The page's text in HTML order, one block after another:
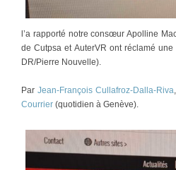
l’a rapporté notre consœur Apolline
de Cutpsa et AuterVR ont réclamé
DR/Pierre Nouvelle).
Par Jean-François Cullafroz-Dalla-Riva
Courrier (quotidien à Genève).